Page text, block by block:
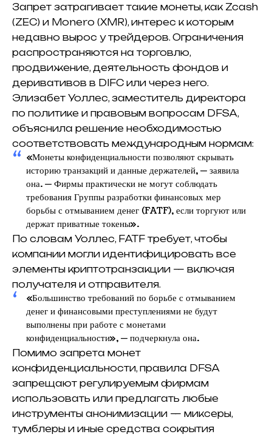
Запрет затрагивает такие монеты, как Zcash
(ZEC) и Monero (XMR), интерес к которым
недавно вырос у трейдеров. Ограничения
распространяются на торговлю,
продвижение, деятельность фондов и
деривативов в DIFC или через него.
Элизабет Уоллес, заместитель директора
по политике и правовым вопросам DFSA,
объяснила решение необходимостью
соответствовать международным нормам:
«Монеты конфиденциальности позволяют скрывать
историю транзакций и данные держателей, — заявила
она. — Фирмы практически не могут соблюдать
требования Группы разработки финансовых мер
борьбы с отмыванием денег (FATF), если торгуют или
держат приватные токены».
По словам Уоллес, FATF требует, чтобы
компании могли идентифицировать все
элементы криптотранзакции — включая
получателя и отправителя.
«Большинство требований по борьбе с отмыванием
денег и финансовыми преступлениями не будут
выполнены при работе с монетами
конфиденциальности», — подчеркнула она.
Помимо запрета монет
конфиденциальности, правила DFSA
запрещают регулируемым фирмам
использовать или предлагать любые
инструменты анонимизации — миксеры,
тумблеры и иные средства сокрытия